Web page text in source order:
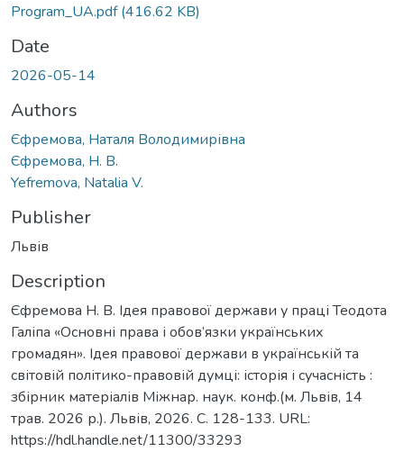
Program_UA.pdf(416.62 KB)
Date
2026-05-14
Authors
Єфремова, Наталя Володимирівна
Єфремова, Н. В.
Yefremova, Natalia V.
Publisher
Львів
Description
Єфремова Н. В. Ідея правової держави у праці Теодота
Галіпа «Основні права і обов’язки українських
громадян». Ідея правової держави в українській та
світовій політико-правовій думці: історія і сучасність :
збірник матеріалів Міжнар. наук. конф.(м. Львів, 14
трав. 2026 р.). Львів, 2026. С. 128-133. URL:
https://hdl.handle.net/11300/33293